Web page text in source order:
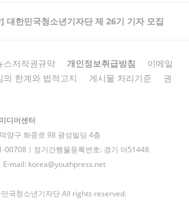
대한민국청소년기자단 제 26기 기자 모집
스저작권규약 개인정보취급방침
이메일
의 한계와 법적고지 게시물 처리기준
권
디어센터
양구 화중로 98 광성빌딩 4층
00708ㅣ정기간행물등록번호: 경기 아51448
E-mail: korea@youthpress.net
국청소년기자단 All rights reserved.